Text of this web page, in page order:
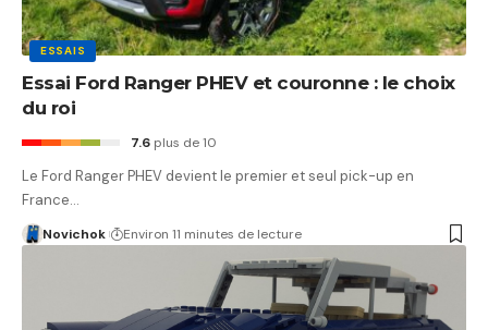
ESSAIS
Essai Ford Ranger PHEV et couronne : le choix
du roi
7.6 plus de 10
Le Ford Ranger PHEV devient le premier et seul pick-up en
France…
Novichok Environ 11 minutes de lecture